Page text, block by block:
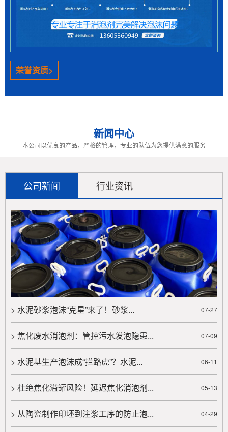
荣誉资质>
新闻中心
本公司以优良的产品，严格的管理，专业的队伍为您提供满意的服务
公司新闻 行业资讯
> 水泥砂浆泡沫“克星”来了！砂浆... 07-27
> 焦化废水消泡剂：管控污水发泡隐患... 07-09
> 水泥基生产泡沫成“拦路虎”？水泥... 06-11
> 杜绝焦化溢罐风险！延迟焦化消泡剂... 05-13
> 从陶瓷制作印坯到注浆工序的防止泡... 04-29
剂产生泡沫，普通消泡剂效果不佳且影响产品质量。无
色透明水性消泡剂成优选方案......
> 聚醚消泡剂的优缺点解析 工业应用适配性与改进方向
聚醚消泡剂凭借优异的抑泡性、稳定性和水溶性，广
泛应用于多个工业领域，尤其在强碱和高温环境下表现
> 脱模剂泡沫棘手？赛洋矿物油消泡剂帮你轻松解决！
在塑料、橡胶等制品生产中，脱模剂引发的泡沫问题
推出的矿物油消泡剂，通过快......
> 高速磨削油消泡剂：提升加工效率的关键利器
高速磨削中泡沫问题影响加工，消泡剂可解决。赛洋
消泡剂凭借高效消泡、相容性好、环保安全等优势脱颖
而出，有应用案例佐证。选型......
> 农药泡沫问题大揭秘：杀苗除草专用消泡剂从起泡原因到解决方法，一文读懂！
农药使用中泡沫问题影响药效和环境，成因包括表面
活性剂、机械搅拌、水质及温度等因素。泡沫导致药效
降低、资源浪费、环境污染和......
> 在动液传动中液压油不可避免的存在起泡沫的问题该如何解决？
如何解决？...
> 潍坊赛洋介绍影响泡沫稳定性的主要因素
潍坊赛洋介绍影响泡沫稳定性的主要因素。实际存在
的泡沫总是同时受到几种因素的综合作用...